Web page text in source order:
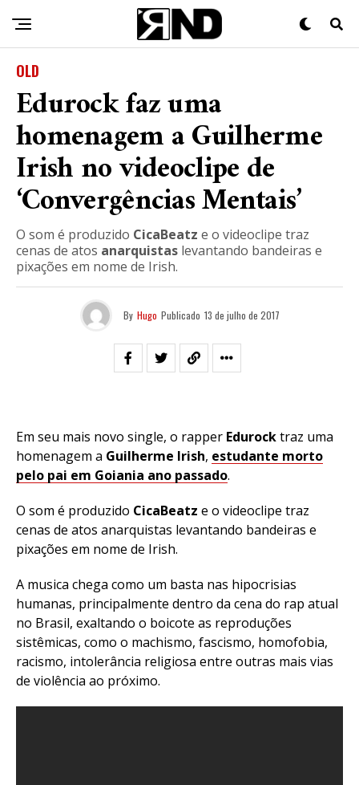
OLD
Edurock faz uma
homenagem a Guilherme
Irish no videoclipe de
‘Convergências Mentais’
O som é produzido CicaBeatz e o videoclipe traz
cenas de atos anarquistas levantando bandeiras e
pixações em nome de Irish.
By Hugo Publicado 13 de julho de 2017
Em seu mais novo single, o rapper Edurocktraz uma
homenagem a Guilherme Irish, estudante morto
pelo pai em Goiania ano passado.
O som é produzido CicaBeatz e o videoclipe traz
cenas de atos anarquistas levantando bandeiras e
pixações em nome de Irish.
A musica chega como um basta nas hipocrisias
humanas, principalmente dentro da cena do rap atual
no Brasil, exaltando o boicote as reproduções
sistêmicas, como o machismo, fascismo, homofobia,
racismo, intolerância religiosa entre outras mais vias
de violência ao próximo.